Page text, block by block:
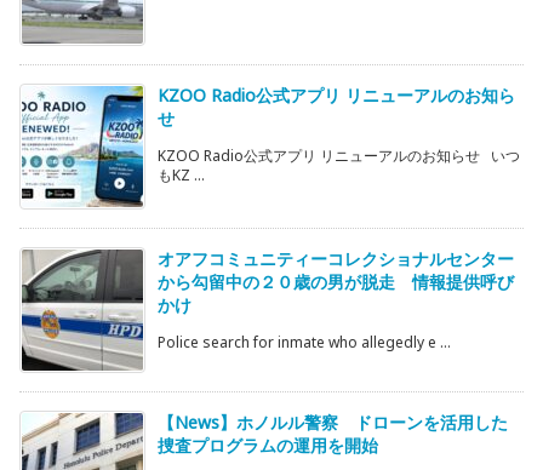
KZOO Radio公式アプリ リニューアルのお知ら
せ
KZOO Radio公式アプリ リニューアルのお知らせ いつ
もKZ ...
オアフコミュニティーコレクショナルセンター
から勾留中の２０歳の男が脱走 情報提供呼び
かけ
Police search for inmate who allegedly e ...
【News】ホノルル警察 ドローンを活用した
捜査プログラムの運用を開始